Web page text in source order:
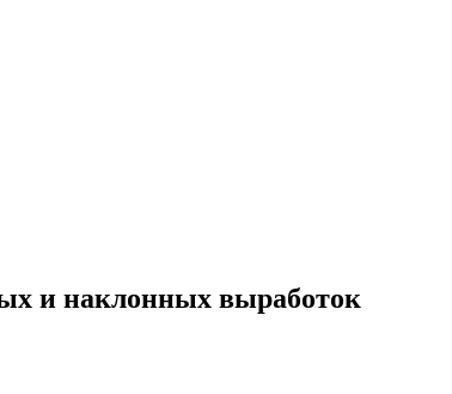
и наклонных выработок